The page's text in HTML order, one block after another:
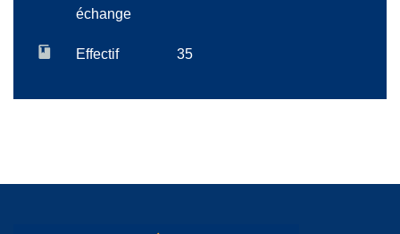
échange
Effectif 35